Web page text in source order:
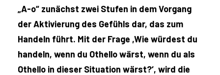
„A-o“ zunächst zwei Stufen in dem Vorgang
der Aktivierung des Gefühls dar, das zum
Handeln führt. Mit der Frage ,Wie würdest du
handeln, wenn du Othello wärst, wenn du als
Othello in dieser Situation wärst?‘, wird die